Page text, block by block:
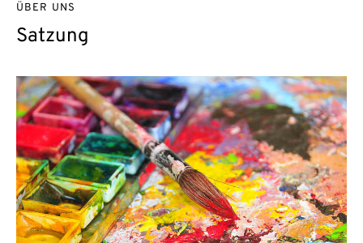
Satzung
ÜBER UNS